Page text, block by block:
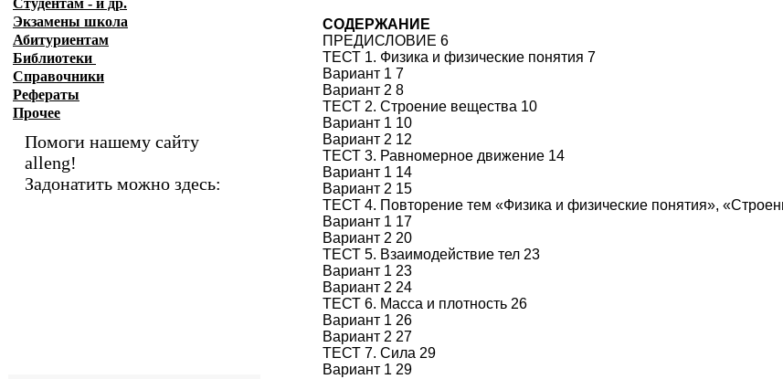
СОДЕРЖАНИЕ
ПРЕДИСЛОВИЕ 6
ТЕСТ 1. Физика и физические понятия 7
Вариант 1 7
Вариант 2 8
ТЕСТ 2. Строение вещества 10
Вариант 1 10
Вариант 2 12
ТЕСТ 3. Равномерное движение 14
Вариант 1 14
Вариант 2 15
ТЕСТ 4. Повторение тем «Физика и физические понятия»,
Вариант 1 17
Вариант 2 20
ТЕСТ 5. Взаимодействие тел 23
Вариант 1 23
Вариант 2 24
ТЕСТ 6. Масса и плотность 26
Вариант 1 26
Вариант 2 27
ТЕСТ 7. Сила 29
Вариант 1 29
Студентам - и др.
Экзамены школа
Абитуриентам
Библиотеки
Справочники
Рефераты
Прочее
Помоги нашему сайту
alleng!
Задонатить можно здесь: